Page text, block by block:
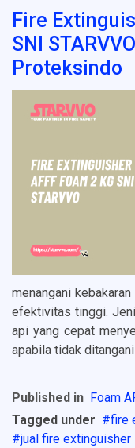
Fire
SNI
Proteksindo
menangani
efektivitas tinggi.
api yang cepat
apabila tidak
Published in Foam
Tagged under
fire
jual fire extinguisher